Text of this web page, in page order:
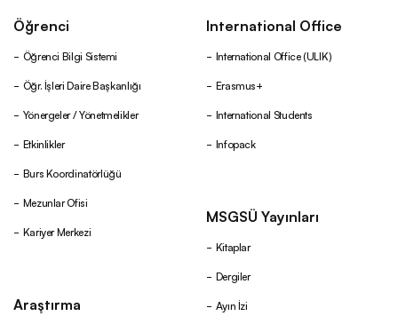
Öğrenci
Öğrenci Bilgi Sistemi
Öğr. İşleri Daire Başkanlığı
Yönergeler / Yönetmelikler
Etkinlikler
Burs Koordinatörlüğü
Mezunlar Ofisi
Kariyer Merkezi
Araştırma
International Office
International Office (ULIK)
Erasmus+
International Students
Infopack
MSGSÜ Yayınları
Kitaplar
Dergiler
Ayın İzi